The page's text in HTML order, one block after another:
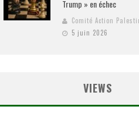
Trump » en échec
Comité Action
5 juin 2026
VIEWS